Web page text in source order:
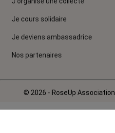
Je cours solidaire
Je deviens ambassadrice
Nos partenaires
© 2026 - RoseUp Association